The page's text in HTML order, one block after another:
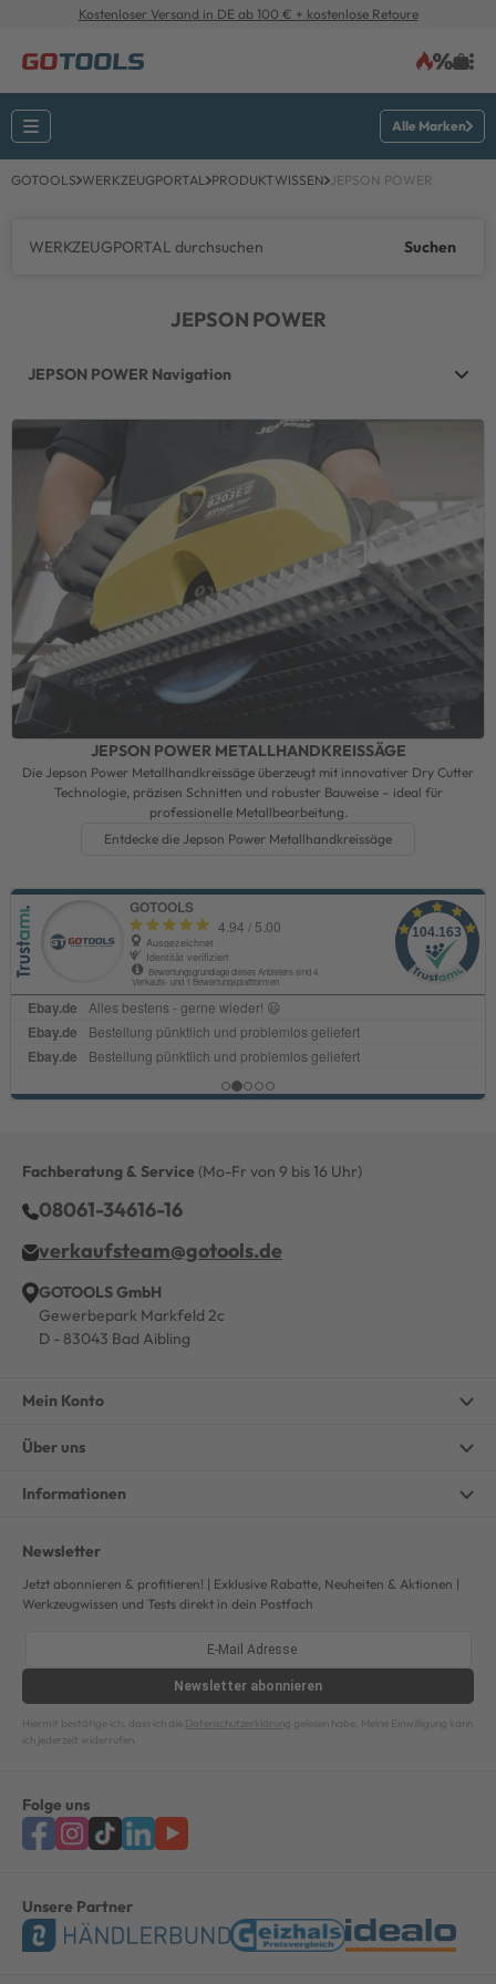
Kostenloser Versand in DE ab 100 € + kostenlose Retoure
Alle Marken
GOTOOLS WERKZEUGPORTAL PRODUKTWISSEN JEPSON POWER
Suchen
JEPSON POWER
JEPSON POWER Navigation
JEPSON POWER METALLHANDKREISSÄGE
Die Jepson Power Metallhandkreissäge überzeugt mit innovativer Dry Cutter
Technologie, präzisen Schnitten und robuster Bauweise – ideal für
professionelle Metallbearbeitung.
Entdecke die Jepson Power Metallhandkreissäge
Fachberatung & Service (Mo-Fr von 9 bis 16 Uhr)
08061-34616-16
verkaufsteam@gotools.de
GOTOOLS GmbH
Gewerbepark Markfeld 2c
D - 83043 Bad Aibling
Mein Konto
Über uns
Informationen
Newsletter
Jetzt abonnieren & profitieren! | Exklusive Rabatte, Neuheiten & Aktionen |
Werkzeugwissen und Tests direkt in dein Postfach
Newsletter abonnieren
Hiermit bestätige ich, dass ich die Datenschutzerklärung gelesen habe. Meine Einwilligung kann
ich jederzeit widerrufen.
Folge uns
Unsere Partner